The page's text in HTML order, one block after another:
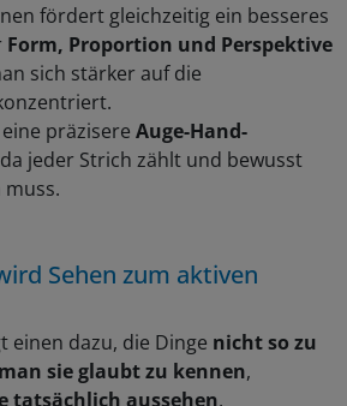
fördert gleichzeitig ein besseres
Form, Proportion und Perspektive
sich stärker auf die
präzisere Auge-Hand-
jeder Strich zählt und bewusst
Sehen zum aktiven
einen dazu, die Dinge nicht so zu
sie glaubt zu kennen,
tatsächlich aussehen.